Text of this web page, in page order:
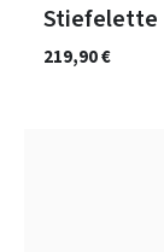
Stiefelette
219,90 €